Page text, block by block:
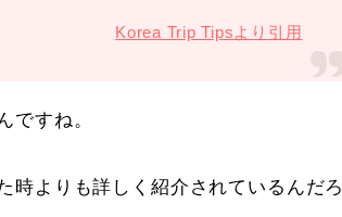
Korea Trip Tipsより引用
ですね。
時よりも詳しく紹介されているんだろ